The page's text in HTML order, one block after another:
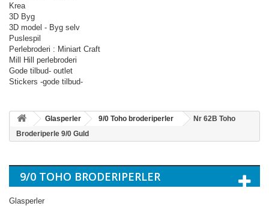
Krea
3D Byg
3D model - Byg selv
Puslespil
Perlebroderi : Miniart Craft
Mill Hill perlebroderi
Gode tilbud- outlet
Stickers -gode tilbud-
Glasperler 9/0 Toho broderiperler
Nr 62B Toho
Broderiperle 9/0 Guld
9/0 TOHO BRODERIPERLER
Glasperler